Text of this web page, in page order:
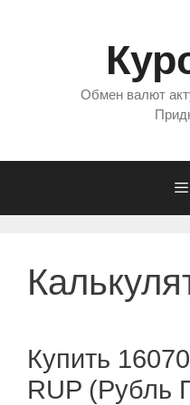
Обмен валют
Купить
RUP (Рубль